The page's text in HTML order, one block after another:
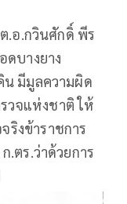
.อ.กวินศักดิ์ พีร
บางยาง
มีมูลความผิด
วจแห่งชาติ ให้
ริงข้าราชการ
.ตร.ว่าด้วยการ